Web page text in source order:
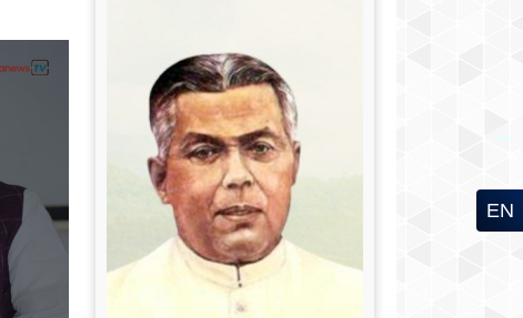
EN